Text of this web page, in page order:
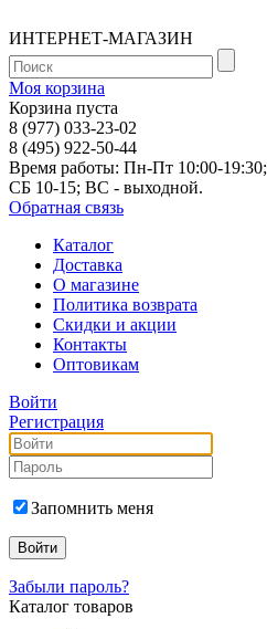
ИНТЕРНЕТ-МАГАЗИН
Моя корзина
Корзина пуста
8 (977) 033-23-02
8 (495) 922-50-44
Время работы: Пн-Пт 10:00-19:30;
СБ 10-15; ВС - выходной.
Обратная связь
Каталог
Доставка
О магазине
Политика возврата
Скидки и акции
Контакты
Оптовикам
Войти
Регистрация
Запомнить меня
Забыли пароль?
Каталог товаров